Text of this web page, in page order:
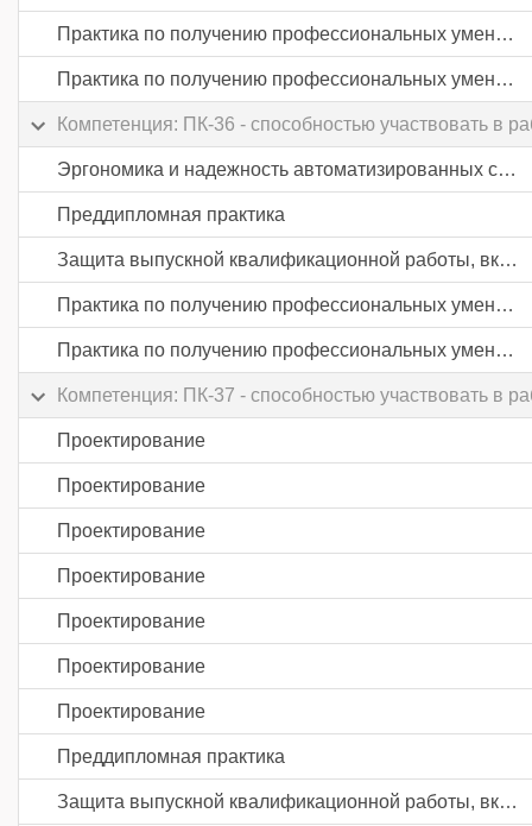
Практика по получению профессиональных умений и опыта профессиональной деятельности
Практика по получению профессиональных умений и опыта профессиональной деятельности
Компетенция: ПК-36 - способностью участвовать в
Эргономика и надежность автоматизированных систем
Преддипломная практика
Защита выпускной квалификационной работы, включая подготовку к процедуре защиты и процедуру защиты
Практика по получению профессиональных умений и опыта профессиональной деятельности
Практика по получению профессиональных умений и опыта профессиональной деятельности
Компетенция: ПК-37 - способностью участвовать в
Проектирование
Проектирование
Проектирование
Проектирование
Проектирование
Проектирование
Проектирование
Преддипломная практика
Защита выпускной квалификационной работы, включая подготовку к процедуре защиты и процедуру защиты